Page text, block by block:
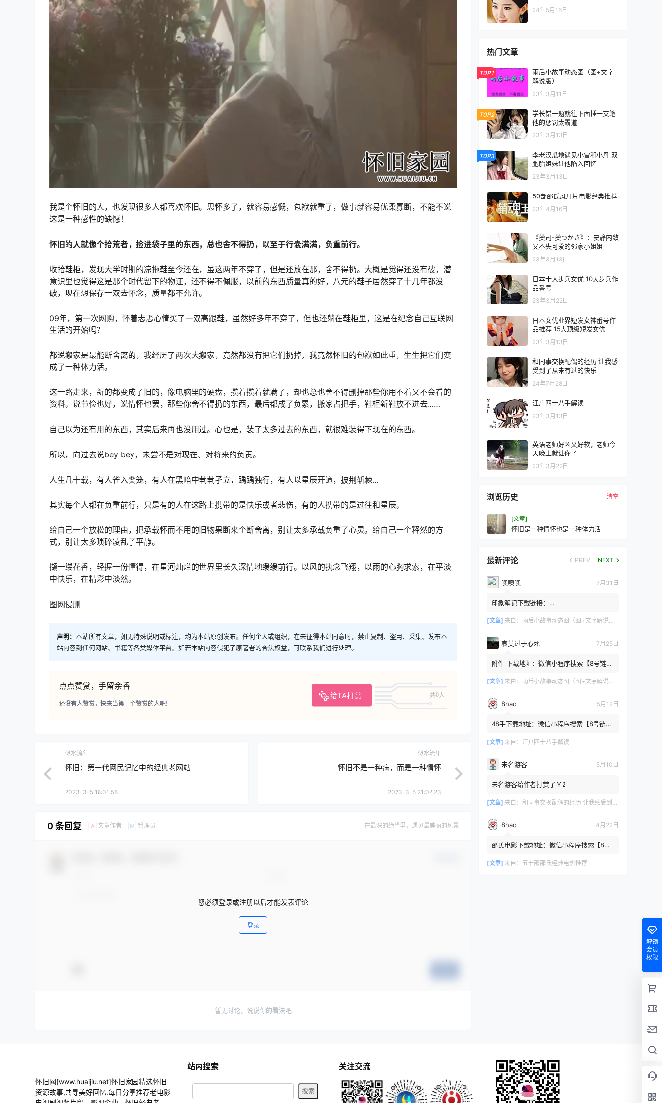
我是个怀旧的人，也发现很多人都喜欢怀旧。思怀多了，就容易感慨，包袱就重了，做事就容易优柔寡断，不能不说
这是一种感性的缺憾！
怀旧的人就像个拾荒者，捡进袋子里的东西，总也舍不得扔，以至于行囊满满，负重前行。
收拾鞋柜，发现大学时期的凉拖鞋至今还在，虽这两年不穿了，但是还放在那，舍不得扔。大概是觉得还没有破，潜
意识里也觉得这是那个时代留下的物证，还不得不佩服，以前的东西质量真的好，八元的鞋子居然穿了十几年都没
破，现在想保存一双去怀念，质量都不允许。
09年，第一次网购，怀着忐忑心情买了一双高跟鞋，虽然好多年不穿了，但也还躺在鞋柜里，这是在纪念自己互联网
生活的开始吗？
都说搬家是最能断舍离的，我经历了两次大搬家，竟然都没有把它们扔掉，我竟然怀旧的包袱如此重，生生把它们变
成了一种体力活。
这一路走来，新的都变成了旧的，像电脑里的硬盘，攒着攒着就满了，却也总也舍不得删掉那些你用不着又不会看的
资料。说节俭也好，说情怀也罢，那些你舍不得扔的东西，最后都成了负累，搬家占把手，鞋柜新鞋放不进去……
自己以为还有用的东西，其实后来再也没用过。心也是，装了太多过去的东西，就很难装得下现在的东西。
所以，向过去说bey bey，未尝不是对现在、对将来的负责。
人生几十载，有人雀入樊笼，有人在黑暗中茕茕孑立，踽踽独行，有人以星辰开道，披荆斩棘…
其实每个人都在负重前行，只是有的人在这路上携带的是快乐或者悲伤，有的人携带的是过往和星辰。
给自己一个放松的理由，把承载怀而不用的旧物果断来个断舍离，别让太多承载负重了心灵。给自己一个释然的方
式，别让太多琐碎凌乱了平静。
撷一缕花香，轻握一份懂得，在星河灿烂的世界里长久深情地缓缓前行。以风的执念飞翔，以雨的心胸求索，在平淡
中快乐，在精彩中淡然。
图网侵删
声明： 本站所有文章，如无特殊说明或标注，均为本站原创发布。任何个人或组织，在未征得本站同意时，禁止复制、盗用、采集、发布本
站内容到任何网站、书籍等各类媒体平台。如若本站内容侵犯了原著者的合法权益，可联系我们进行处理。
点点赞赏，手留余香
给TA打赏 共0人
还没有人赞赏，快来当第一个赞赏的人吧！
似水流年
怀旧：第一代网民记忆中的经典老网站
2023-3-5 18:01:58
似水流年
怀旧不是一种病，而是一种情怀
2023-3-5 21:02:23
0 条回复 A 文章作者 M 管理员 在最深的绝望里，遇见最美丽的风景
您必须登录或注册以后才能发表评论
登录
暂无讨论，说说你的看法吧
24年5月16日
热门文章
TOP1
雨后小故事动态图（图+文字
解说版）
23年3月11日
TOP2
学长错一题就往下面插一支笔
他的惩罚太霸道
23年3月13日
TOP3
李老汉瓜地遇见小雪和小丹 双
胞胎姐妹让他陷入回忆
23年3月13日
50部邵氏风月片电影经典推荐
23年4月16日
《葵司-葵つかさ》：安静内敛
又不失可爱的邻家小姐姐
23年3月13日
日本十大步兵女优 10大步兵作
品番号
23年3月22日
日本女优业界短发女神番号作
品推荐 15大顶级短发女优
23年3月13日
和同事交换配偶的经历 让我感
受到了从未有过的快乐
24年7月28日
江户四十八手解读
23年3月13日
英语老师好凶又好软，老师今
天晚上就让你了
23年3月22日
浏览历史 清空
[文章]
怀旧是一种情怀也是一种体力活
最新评论 PREV NEXT
噢噢噢 7月31日
印象笔记下载链接：
[文章] 来自： 雨后小故事动态图（图+文字解说版）
哀莫过于心死 7月25日
附件 下载地址：微信小程序搜索【8号链
或保存下方二维码微信里...
[文章] 来自： 雨后小故事动态图（图+文字解说版）
8hao 5月12日
48手下载地址：微信小程序搜索【8号链
或保存下方二维码微信里识别
[文章] 来自： 江户四十八手解读
未名游客 5月10日
未名游客给作者打赏了￥2
[文章] 来自： 和同事交换配偶的经历 让我感受到了从未有过的快乐
8hao 4月22日
邵氏电影下载地址：微信小程序搜索【8号
令或保存下方二维码微...
[文章] 来自： 五十部邵氏经典电影推荐
解锁
会员
权限
怀旧网[www.huaijiu.net]怀旧家园精选怀旧
资源故事,共寻美好回忆.每日分享推荐老电影
站内搜索 关注交流